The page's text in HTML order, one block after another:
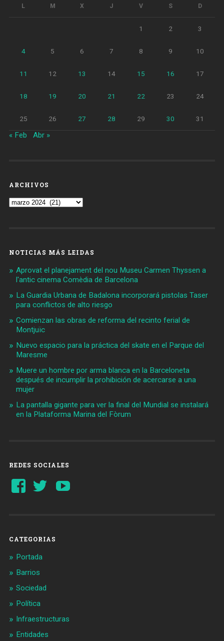
L M X J V S D
1 2 3
4 5 6 7 8 9 10
11 12 13 14 15 16 17
18 19 20 21 22 23 24
25 26 27 28 29 30 31
« Feb Abr »
ARCHIVOS
Archivos
NOTICIAS MÁS LEIDAS
Aprovat el planejament del nou Museu Carmen Thyssen a
l'antic cinema Comèdia de Barcelona
La Guardia Urbana de Badalona incorporará pistolas Taser
para conflictos de alto riesgo
Comienzan las obras de reforma del recinto ferial de
Montjuïc
Nuevo espacio para la práctica del skate en el Parque del
Maresme
Muere un hombre por arma blanca en la Barceloneta
después de incumplir la prohibición de acercarse a una
mujer
La pantalla gigante para ver la final del Mundial se instalará
en la Plataforma Marina del Fòrum
REDES SOCIALES
Ver
perfil
Ver
perfil
CATEGORIAS
Portada
Barrios
Sociedad
Política
Infraestructuras
Entidades